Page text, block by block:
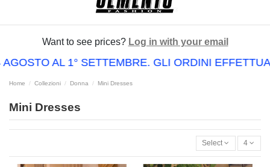
Want to see prices? Log in with your email
AL 1° SETTEMBRE. GLI ORDINI
Home Collezioni Donna Mini Dresses
Mini Dresses
Select 4